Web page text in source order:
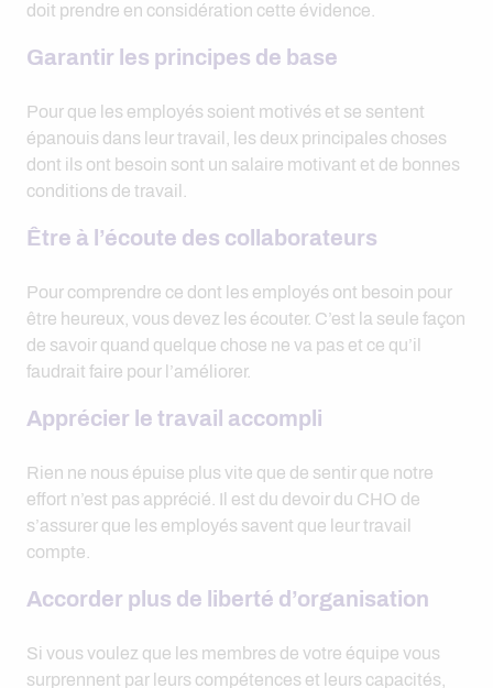
doit prendre en considération cette évidence.
Garantir les principes de base
Pour que les employés soient motivés et se sentent
épanouis dans leur travail, les deux principales choses
dont ils ont besoin sont un salaire motivant et de bonnes
conditions de travail.
Être à l’écoute des collaborateurs
Pour comprendre ce dont les employés ont besoin pour
être heureux, vous devez les écouter. C’est la seule façon
de savoir quand quelque chose ne va pas et ce qu’il
faudrait faire pour l’améliorer.
Apprécier le travail accompli
Rien ne nous épuise plus vite que de sentir que notre
effort n’est pas apprécié. Il est du devoir du CHO de
s’assurer que les employés savent que leur travail
compte.
Accorder plus de liberté d’organisation
Si vous voulez que les membres de votre équipe vous
surprennent par leurs compétences et leurs capacités,